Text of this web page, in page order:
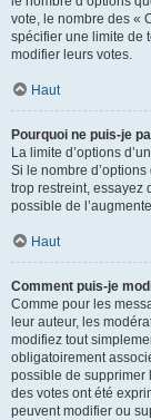
vote, le nombre des «
spécifier une limite de
modifier leurs votes.
Haut
Pourquoi ne puis-je
La limite d’options
Si le nombre
trop restreint, essayez
possible de
Haut
Comment puis-je
Comme pour les
leur auteur, les
modifiez tout
obligatoirement
possible de supprimer
des votes ont été
peuvent modifier ou